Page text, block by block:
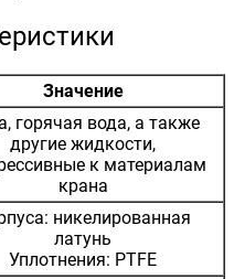
Значение
горячая вода, а также
другие жидкости,
к материалам
крана
никелированная
латунь
Уплотнения: PTFE